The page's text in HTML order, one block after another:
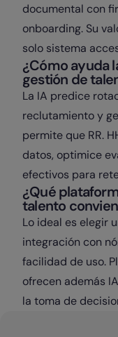
documental con
onboarding. Su
solo sistema
¿Cómo ayuda
gestión de
La IA predice
reclutamiento y
permite que RR.
datos, optimice
efectivos para
¿Qué
talento
Lo ideal es elegir
integración con
facilidad de uso.
ofrecen además
la toma de